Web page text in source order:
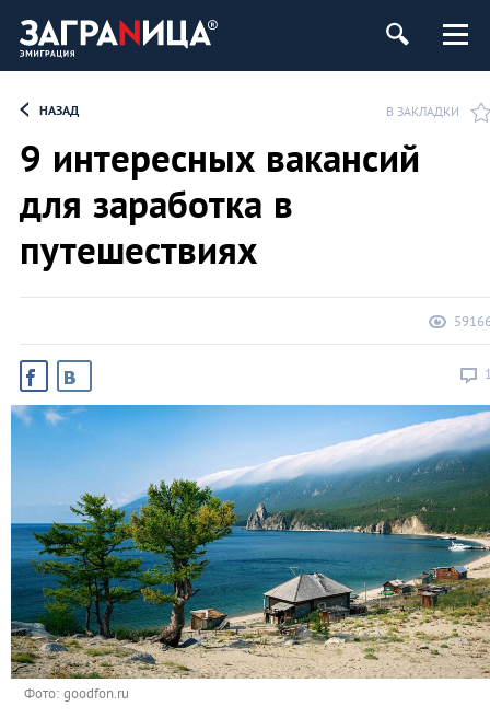
НАЗАД В ЗАКЛАДКИ
9 интересных вакансий
для заработка в
путешествиях
Фото: goodfon.ru